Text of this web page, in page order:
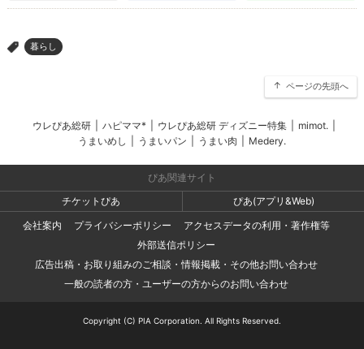
> 暮らし
ページの先頭へ
ウレぴあ総研 ハピママ* ウレぴあ総研 ディズニー特集 mimot.
うまいめし
うまいパン うまい肉 Medery.
ぴあ関連サイト
チケットぴあ
ぴあ(アプリ&Web)
会社案内
プライバシーポリシー
アクセスデータの利用・著作権等
外部送信ポリシー
広告出稿・お取り組みのご相談・情報掲載・その他お問い合わせ
一般の読者の方・ユーザーの方からのお問い合わせ
Copyright (C) PIA Corporation. All Rights Reserved.